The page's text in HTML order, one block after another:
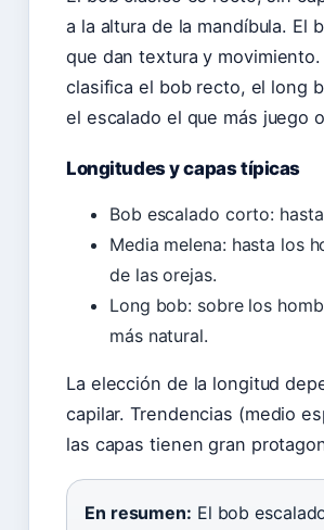
a la altura de la mandíbula. El
que dan textura y movimiento.
clasifica el bob recto, el long
el escalado el que más juego
Longitudes y capas típicas
Bob escalado corto:
Media melena: hasta los
de las orejas.
Long bob: sobre los
más natural.
La elección de la longitud
capilar. Trendencias (medio
las capas tienen gran
En resumen: El bob